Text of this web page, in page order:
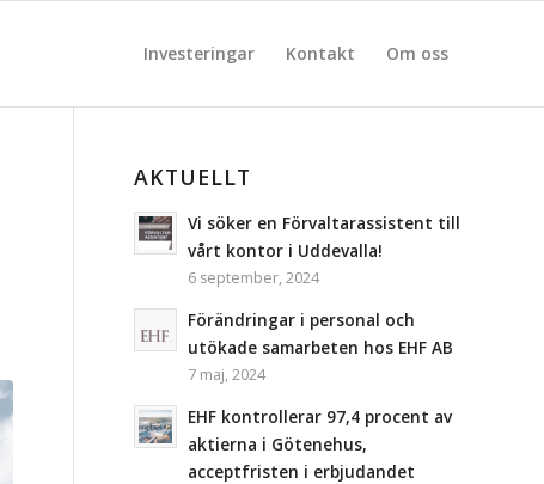
Investeringar Kontakt Om oss
AKTUELLT
Vi söker en Förvaltarassistent till
vårt kontor i Uddevalla!
6 september, 2024
Förändringar i personal och
utökade samarbeten hos EHF AB
7 maj, 2024
EHF kontrollerar 97,4 procent av
aktierna i Götenehus,
acceptfristen i erbjudandet